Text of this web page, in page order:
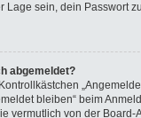
Lage sein, dein Passwort
abgemeldet?
bleiben“ beim
vermutlich von der